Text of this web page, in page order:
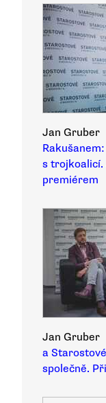
Jan Gruber
s trojkoalicí.
premiérem
Jan Gruber
a
společně.